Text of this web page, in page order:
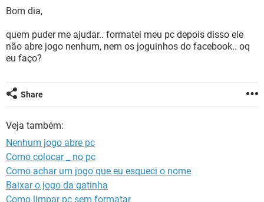
INSTAGRAM
OUTLOOK
INSTAGRAM GMAIL
GUIA DE COMPRAS
JOGOS
OUTLOOK EXCEL
INSTAGRAM
GUIA DE COMPRAS
Bom dia,
quem puder me ajudar.. formatei meu pc depois disso ele
não abre jogo nenhum, nem os joguinhos do facebook.. oq
eu faço?
Share
Veja também:
Nenhum jogo abre pc
Como colocar _ no pc
Como achar um jogo que eu esqueci o nome
Baixar o jogo da gatinha
Como limpar pc sem formatar